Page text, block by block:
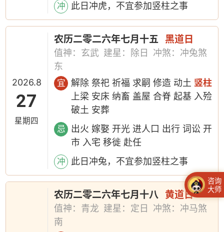
冲 此日冲虎，不宜参加竖柱之事
2026.8
27
星期四
农历二零二六年七月十五 黑道日
值神：玄武 建星：除日
冲煞：冲兔煞
东
宜 解除 祭祀 祈福 求嗣 修造 动土 竖柱
上梁 安床 纳畜 盖屋 合脊 起基 入殓
破土 安葬
忌
出火 嫁娶 开光 进人口 出行 词讼 开
市 入宅 移徙 赴任
冲 此日冲兔，不宜参加竖柱之事
农历二零二六年七月十八 黄道日
值神：青龙 建星：定日
冲煞：冲马煞
南
咨询
大师